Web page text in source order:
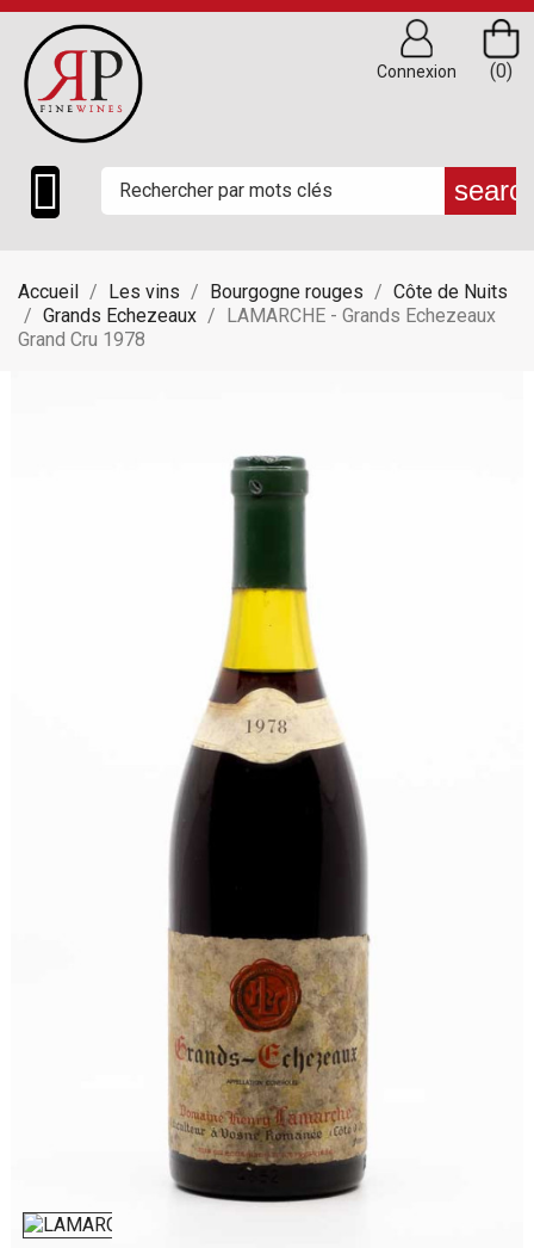

(0)
Connexion
Accueil Les vins Bourgogne rouges
Côte de Nuits
Grands Echezeaux
LAMARCHE - Grands Echezeaux
Grand Cru 1978